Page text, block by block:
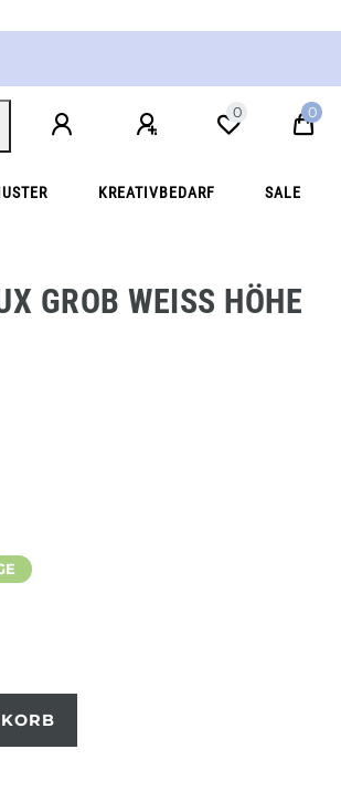
0 0
KREATIVBEDARF SALE
GROB WEISS HÖHE 9